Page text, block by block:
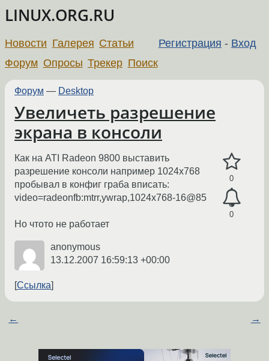
LINUX.ORG.RU
Регистрация - Вход
Новости Галерея Статьи
Форум Опросы Трекер Поиск
Форум — Desktop
Увеличеть разрешение
экрана в консоли
0
0
Как на ATI Radeon 9800 выставить
разрешение консоли например 1024х768
пробывал в конфиг граба вписать:
video=radeonfb:mtrr,ywrap,1024x768-16@85
Но чтото не работает
anonymous
13.12.2007 16:59:13 +00:00
Ссылка
← →